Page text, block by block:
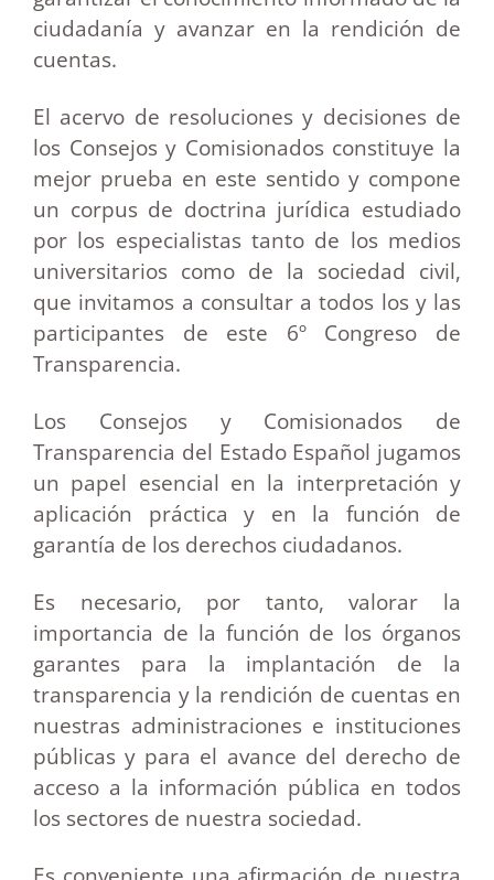
ciudadanía y avanzar en la rendición de
cuentas.
El acervo de resoluciones y decisiones de
los Consejos y Comisionados constituye la
mejor prueba en este sentido y compone
un corpus de doctrina jurídica estudiado
por los especialistas tanto de los medios
universitarios como de la sociedad civil,
que invitamos a consultar a todos los y las
participantes de este 6º Congreso de
Transparencia.
Los Consejos y Comisionados de
Transparencia del Estado Español jugamos
un papel esencial en la interpretación y
aplicación práctica y en la función de
garantía de los derechos ciudadanos.
Es necesario, por tanto, valorar la
importancia de la función de los órganos
garantes para la implantación de la
transparencia y la rendición de cuentas en
nuestras administraciones e instituciones
públicas y para el avance del derecho de
acceso a la información pública en todos
los sectores de nuestra sociedad.